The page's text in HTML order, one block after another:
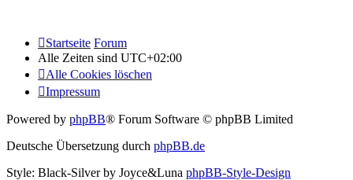
Startseite Forum
Alle Zeiten sind UTC+02:00
Alle Cookies löschen
Impressum
Powered by phpBB® Forum Software © phpBB Limited
Deutsche Übersetzung durch phpBB.de
Style: Black-Silver by Joyce&Luna phpBB-Style-Design